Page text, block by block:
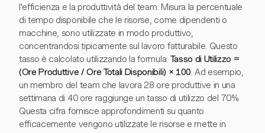
l'efficienza e la produttività del team. Misura la percentuale
di tempo disponibile che le risorse, come dipendenti o
macchine, sono utilizzate in modo produttivo,
concentrandosi tipicamente sul lavoro fatturabile. Questo
tasso è calcolato utilizzando la formula: Tasso di Utilizzo =
(Ore Produttive / Ore Totali Disponibili) × 100. Ad esempio,
un membro del team che lavora 28 ore produttive in una
settimana di 40 ore raggiunge un tasso di utilizzo del 70%.
Questa cifra fornisce approfondimenti su quanto
efficacemente vengono utilizzate le risorse e mette in